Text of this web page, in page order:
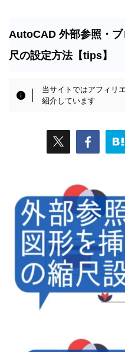
AutoCAD 外部参照・
尺の設定方法【tips】
当サイトではアフィリ
紹介しています